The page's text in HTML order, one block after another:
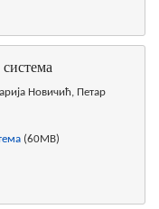
Новичић, Петар
(60MB)